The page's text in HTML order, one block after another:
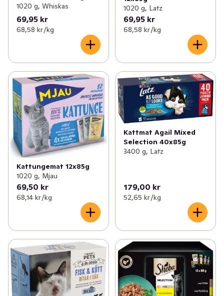
1020 g, Whiskas
69,95 kr
68,58 kr /kg
1020 g, Latz
69,95 kr
68,58 kr /kg
Kattungemat 12x85g
1020 g, Mjau
69,50 kr
68,14 kr /kg
Kattmat Agail Mixed
Selection 40x85g
3400 g, Latz
179,00 kr
52,65 kr /kg